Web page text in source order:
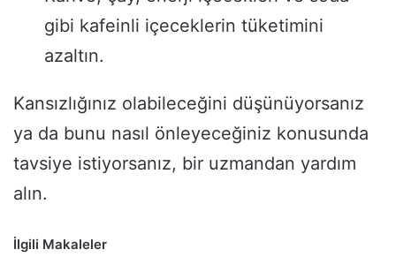
gibi kafeinli içeceklerin tüketimini
azaltın.
Kansızlığınız olabileceğini düşünüyorsanız
ya da bunu nasıl önleyeceğiniz konusunda
tavsiye istiyorsanız, bir uzmandan yardım
alın.
İlgili Makaleler